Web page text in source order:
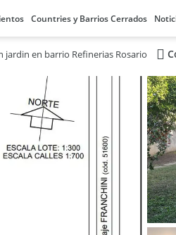
Countries y Barrios Cerrados
en barrio Refinerias Rosario